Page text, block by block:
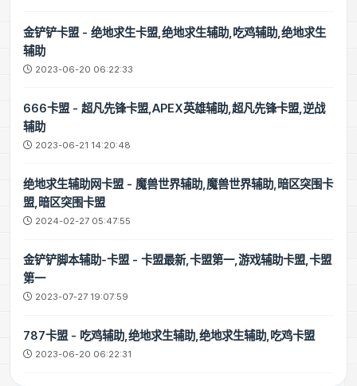
金铲铲卡盟 - 绝地求生卡盟,绝地求生辅助,吃鸡辅助,绝地求生
辅助
2023-06-20 06:22:33
666卡盟 - 超凡先锋卡盟,APEX英雄辅助,超凡先锋卡盟,逆战
辅助
2023-06-21 14:20:48
绝地求生辅助网卡盟 - 魔兽世界辅助,魔兽世界辅助,暗区突围卡
盟,暗区突围卡盟
2024-02-27 05:47:55
金铲铲脚本辅助-卡盟 - 卡盟最新,卡盟第一,游戏辅助卡盟,卡盟
第一
2023-07-27 19:07:59
787卡盟 - 吃鸡辅助,绝地求生辅助,绝地求生辅助,吃鸡卡盟
2023-06-20 06:22:31